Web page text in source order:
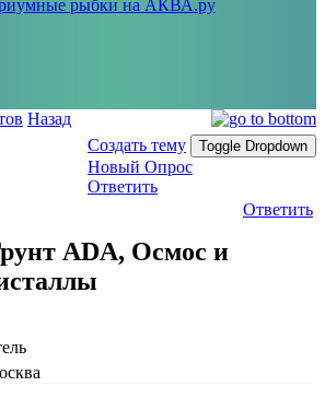
Назад
Создать тему
Toggle Dropdown
Новый Опрос
Ответить
Ответить
ADA, Осмос и